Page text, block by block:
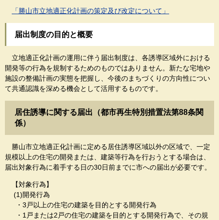
「勝山市立地適正化計画の策定及び改定について」
届出制度の目的と概要
立地適正化計画の運用に伴う届出制度は、各誘導区域外における
開発等の行為を規制するためのものではありません。新たな宅地や
施設の整備計画の実態を把握し、今後のまちづくりの方向性につい
て共通認識を深める機会として活用するものです。
居住誘導に関する届出（都市再生特別措置法第88条関
係）
勝山市立地適正化計画に定める居住誘導区域以外の区域で、一定
規模以上の住宅の開発または、建築等行為を行おうとする場合は、
届出対象行為に着手する日の30日前までに市への届出が必要です。
【対象行為】
(1)開発行為
・3戸以上の住宅の建築を目的とする開発行為
・1戸または2戸の住宅の建築を目的とする開発行為で、その規